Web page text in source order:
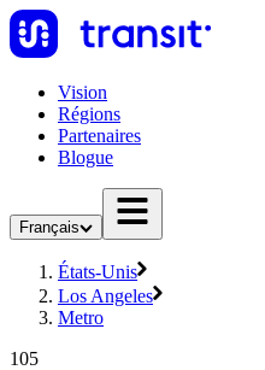
Vision
Régions
Partenaires
Blogue
Français
États-Unis
Los Angeles
Metro
105